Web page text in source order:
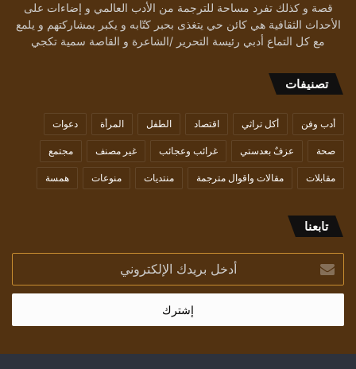
قصة و كذلك تفرد مساحة للترجمة من الأدب العالمي و إضاءات على
الأحداث الثقافية هي كائن حي يتغذى بحبر كتّابه و يكبر بمشاركتهم و يلمع
مع كل التماع أدبي رئيسة التحرير /الشاعرة و القاصة سمية تكجي
تصنيفات
أدب وفن أكل تراثي اقتصاد الطفل المرأة دعوات
صحة عزفٌ بعدستي غرائب وعجائب غير مصنف مجتمع
مقابلات مقالات واقوال مترجمة منتديات منوعات همسة
تابعنا
أدخل
بريدك
الإلكتروني